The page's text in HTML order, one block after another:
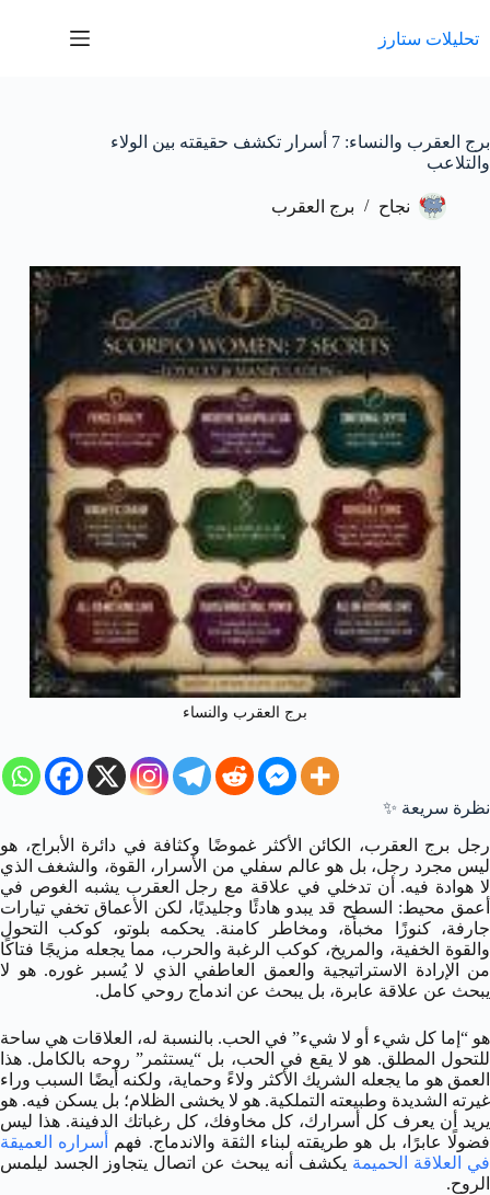
المحتوى
تحليلات ستارز
برج العقرب والنساء: 7 أسرار تكشف حقيقته بين الولاء
والتلاعب
نجاح برج العقرب
برج العقرب والنساء
نظرة سريعة ✨
رجل برج العقرب، الكائن الأكثر غموضًا وكثافة في دائرة الأبراج، هو
ليس مجرد رجل، بل هو عالم سفلي من الأسرار، القوة، والشغف الذي
لا هوادة فيه. أن تدخلي في علاقة مع رجل العقرب يشبه الغوص في
أعمق محيط: السطح قد يبدو هادئًا وجليديًا، لكن الأعماق تخفي تيارات
جارفة، كنوزًا مخبأة، ومخاطر كامنة. يحكمه بلوتو، كوكب التحول
والقوة الخفية، والمريخ، كوكب الرغبة والحرب، مما يجعله مزيجًا فتاكًا
من الإرادة الاستراتيجية والعمق العاطفي الذي لا يُسبر غوره. هو لا
يبحث عن علاقة عابرة، بل يبحث عن اندماج روحي كامل.
هو “إما كل شيء أو لا شيء” في الحب. بالنسبة له، العلاقات هي ساحة
للتحول المطلق. هو لا يقع في الحب، بل “يستثمر” روحه بالكامل. هذا
العمق هو ما يجعله الشريك الأكثر ولاءً وحماية، ولكنه أيضًا السبب وراء
غيرته الشديدة وطبيعته التملكية. هو لا يخشى الظلام؛ بل يسكن فيه. هو
يريد أن يعرف كل أسرارك، كل مخاوفك، كل رغباتك الدفينة. هذا ليس
فضولًا عابرًا، بل هو طريقته لبناء الثقة والاندماج. فهم
أسراره العميقة
في العلاقة الحميمة يكشف أنه يبحث عن اتصال يتجاوز الجسد ليلمس
الروح.